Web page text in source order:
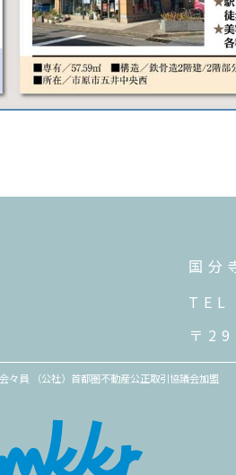
国分
TEL
〒
員 （公社）首都圏不動産公正取引協議会加盟